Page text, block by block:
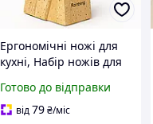
Ергономічні ножі для
кухні, Набір ножів для
Набір ножів кухонних
сталь GC-76
Готово до відправки
від79₴/міс